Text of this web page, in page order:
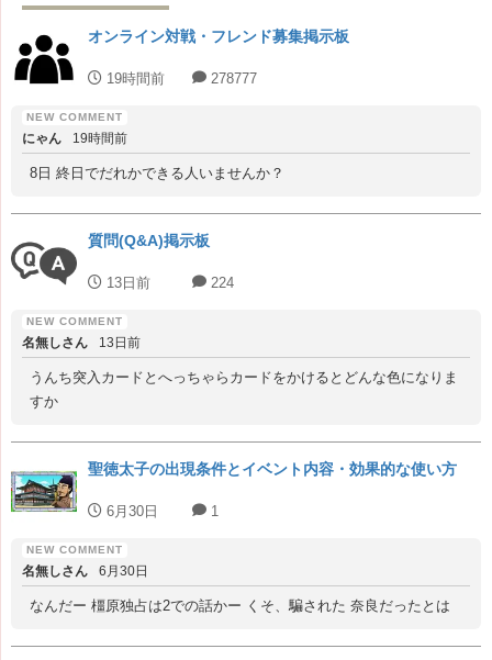
オンライン対戦・フレンド募集掲示板
19時間前 278777
にゃん 19時間前
8日 終日でだれかできる人いませんか？
質問(Q&A)掲示板
13日前 224
名無しさん 13日前
うんち突入カードとへっちゃらカードをかけるとどんな色になりま
すか
聖徳太子の出現条件とイベント内容・効果的な使い方
6月30日 1
名無しさん 6月30日
なんだー 橿原独占は2での話かー くそ、騙された 奈良だったとは